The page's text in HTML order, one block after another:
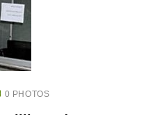
0 PHOTOS